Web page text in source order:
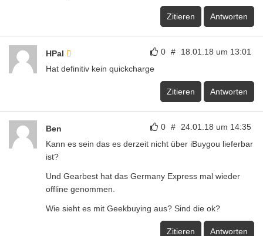
Zitieren Antworten
0 # 18.01.18 um 13:01
HPal
Hat definitiv kein quickcharge
Zitieren Antworten
0 # 24.01.18 um 14:35
Ben
Kann es sein das es derzeit nicht über iBuygou lieferbar
ist?
Und Gearbest hat das Germany Express mal wieder
offline genommen.
Wie sieht es mit Geekbuying aus? Sind die ok?
Zitieren Antworten